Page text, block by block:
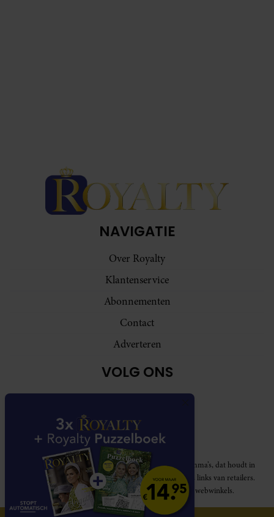
NAVIGATIE
Over Royalty
Klantenservice
Abonnementen
Contact
Adverteren
VOLG ONS
Royalty participeert in diverse affiliate marketing programma’s, dat houdt in
dat Royalty commissies ontvangt voor aankopen middels links van retailers.
Deze website wordt niet gesponsord door de genoemde webwinkels.